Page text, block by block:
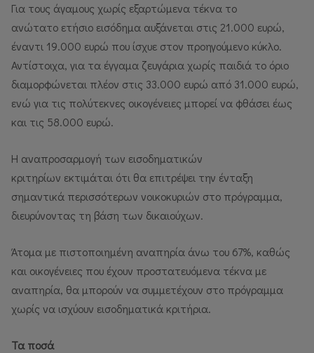
Για τους άγαμους χωρίς εξαρτώμενα τέκνα το
ανώτατο ετήσιο εισόδημα αυξάνεται στις 21.000 ευρώ,
έναντι 19.000 ευρώ που ίσχυε στον προηγούμενο κύκλο.
Αντίστοιχα, για τα έγγαμα ζευγάρια χωρίς παιδιά το όριο
διαμορφώνεται πλέον στις 33.000 ευρώ από 31.000 ευρώ,
ενώ για τις πολύτεκνες οικογένειες μπορεί να φθάσει έως
και τις 58.000 ευρώ.
Η αναπροσαρμογή των εισοδηματικών
κριτηρίων εκτιμάται ότι θα επιτρέψει την ένταξη
σημαντικά περισσότερων νοικοκυριών στο πρόγραμμα,
διευρύνοντας τη βάση των δικαιούχων.
Άτομα με πιστοποιημένη αναπηρία άνω του 67%, καθώς
και οικογένειες που έχουν προστατευόμενα τέκνα με
αναπηρία, θα μπορούν να συμμετέχουν στο πρόγραμμα
χωρίς να ισχύουν εισοδηματικά κριτήρια.
Τα ποσά